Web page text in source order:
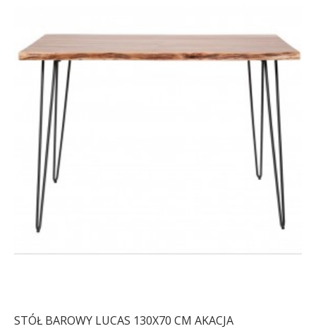
STÓŁ BAROWY LUCAS 130X70 CM AKACJA